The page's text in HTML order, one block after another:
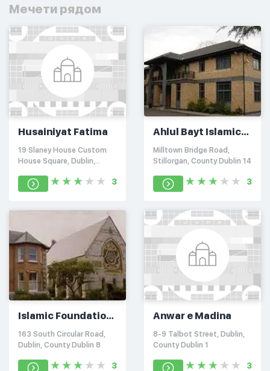
Мечети рядом
Husainiyat Fatima
19 Slaney House Custom
House Square, Dublin,
3
Ahlul Bayt Islamic
Centre
Milltown Bridge Road,
Stillorgan, County Dublin 14
3
Islamic Foundation
of Ireland
163 South Circular Road,
Dublin, County Dublin 8
3
Anwar e Madina
8-9 Talbot Street, Dublin,
County Dublin 1
3